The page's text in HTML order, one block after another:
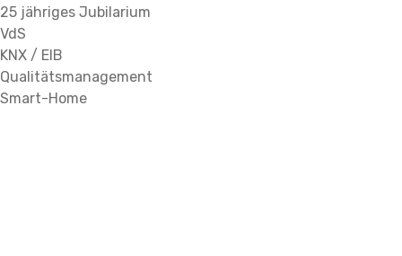
25 jähriges Jubilarium
VdS
KNX / EIB
Qualitätsmanagement
Smart-Home